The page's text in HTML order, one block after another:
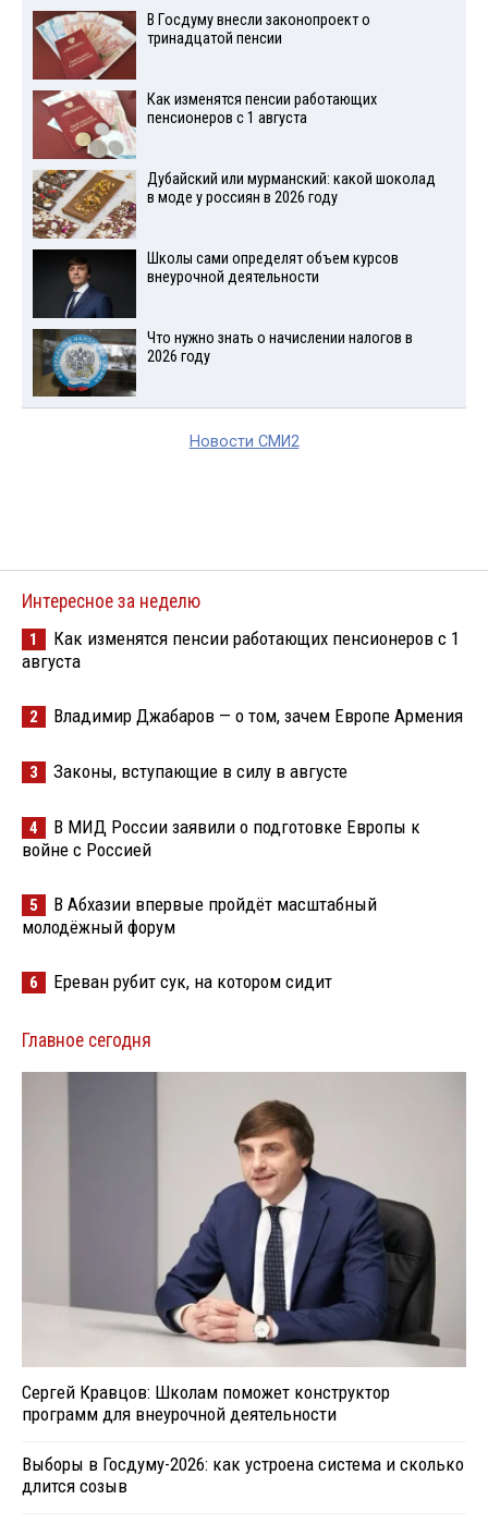
В Госдуму внесли законопроект о
тринадцатой пенсии
Как изменятся пенсии работающих
пенсионеров с 1 августа
Дубайский или мурманский: какой шоколад
в моде у россиян в 2026 году
Школы сами определят объем курсов
внеурочной деятельности
Что нужно знать о начислении налогов в
2026 году
Новости СМИ2
Интересное за неделю
1
Как изменятся пенсии работающих пенсионеров с 1
августа
2 Владимир Джабаров — о том, зачем Европе Армения
3 Законы, вступающие в силу в августе
4
В МИД России заявили о подготовке Европы к
войне с Россией
5
В Абхазии впервые пройдёт масштабный
молодёжный форум
6 Ереван рубит сук, на котором сидит
Главное сегодня
Сергей Кравцов: Школам поможет конструктор
программ для внеурочной деятельности
Выборы в Госдуму-2026: как устроена система и сколько
длится созыв